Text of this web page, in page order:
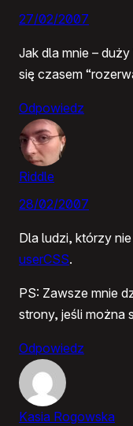
27/02/2007
Jak dla mnie –
się czasem
Odpowiedz
Riddle
28/02/2007
Dla ludzi, którzy
userCSS.
PS: Zawsze mnie
strony, jeśli można
Odpowiedz
Kasia Rogowska